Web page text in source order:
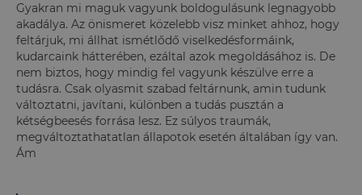
Gyakran mi maguk vagyunk boldogulásunk legnagyobb
akadálya. Az önismeret közelebb visz minket ahhoz, hogy
feltárjuk, mi állhat ismétlődő viselkedésformáink,
kudarcaink hátterében, ezáltal azok megoldásához is. De
nem biztos, hogy mindig fel vagyunk készülve erre a
tudásra. Csak olyasmit szabad feltárnunk, amin tudunk
változtatni, javítani, különben a tudás pusztán a
kétségbeesés forrása lesz. Ez súlyos traumák,
megváltoztathatatlan állapotok esetén általában így van.
Ám